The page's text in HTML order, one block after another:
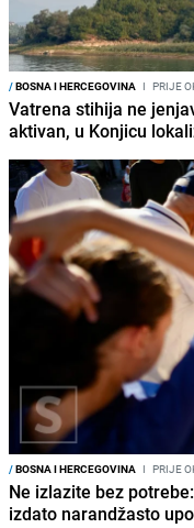
/BOSNA I HERCEGOVINA I PRIJE
Vatrena stihija ne
aktivan, u Konjicu
/BOSNA I HERCEGOVINA I PRIJE
Ne izlazite bez
izdato narandžasto